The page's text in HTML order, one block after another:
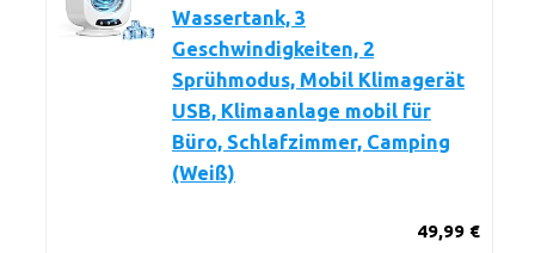
Wassertank, 3
Geschwindigkeiten, 2
Sprühmodus, Mobil Klimagerät
USB, Klimaanlage mobil für
Büro, Schlafzimmer, Camping
(Weiß)
49,99 €